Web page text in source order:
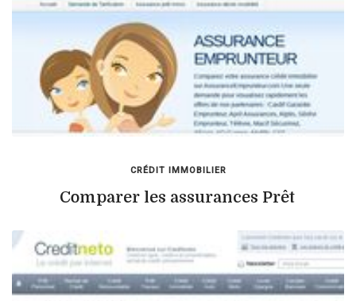
CRÉDIT IMMOBILIER
Comparer les assurances Prêt